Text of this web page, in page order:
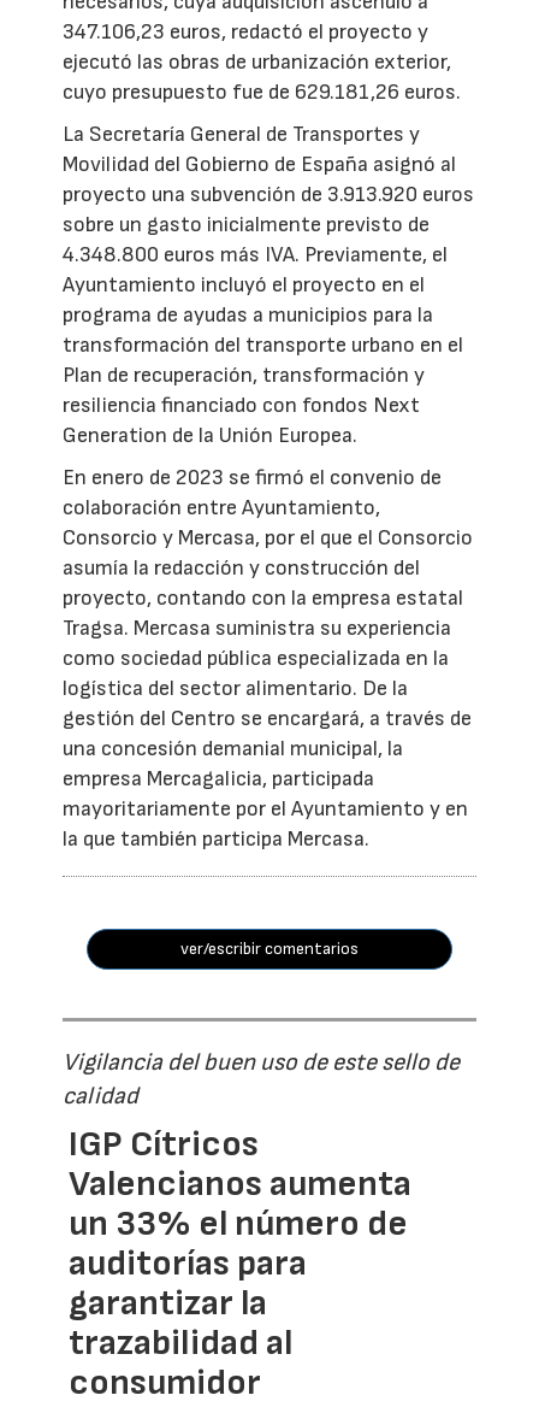
347.106,23 euros, redactó el proyecto y
ejecutó las obras de urbanización exterior,
cuyo presupuesto fue de 629.181,26 euros.
La Secretaría General de Transportes y
Movilidad del Gobierno de España asignó al
proyecto una subvención de 3.913.920 euros
sobre un gasto inicialmente previsto de
4.348.800 euros más IVA. Previamente, el
Ayuntamiento incluyó el proyecto en el
programa de ayudas a municipios para la
transformación del transporte urbano en el
Plan de recuperación, transformación y
resiliencia financiado con fondos Next
Generation de la Unión Europea.
En enero de 2023 se firmó el convenio de
colaboración entre Ayuntamiento,
Consorcio y Mercasa, por el que el Consorcio
asumía la redacción y construcción del
proyecto, contando con la empresa estatal
Tragsa. Mercasa suministra su experiencia
como sociedad pública especializada en la
logística del sector alimentario. De la
gestión del Centro se encargará, a través de
una concesión demanial municipal, la
empresa Mercagalicia, participada
mayoritariamente por el Ayuntamiento y en
la que también participa Mercasa.
ver/escribir comentarios
Vigilancia del buen uso de este sello de
calidad
IGP Cítricos
Valencianos aumenta
un 33% el número de
auditorías para
garantizar la
trazabilidad al
consumidor